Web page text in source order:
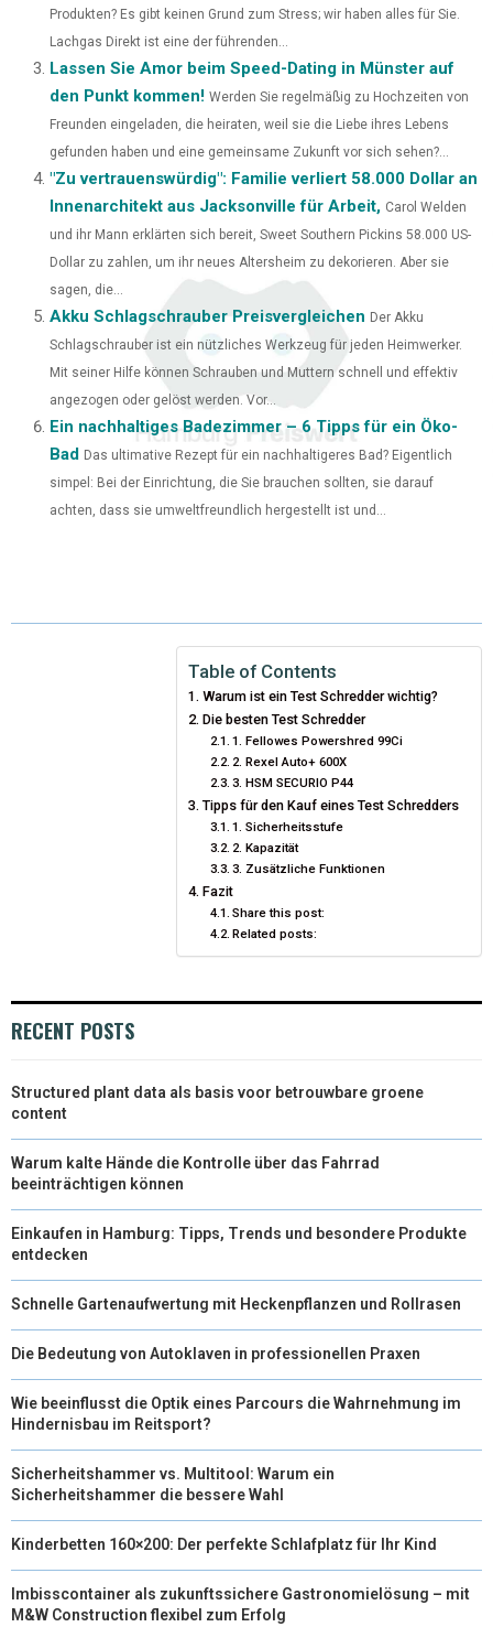
E
R
)
K S
T
Produkten? Es gibt keinen Grund zum Stress; wir haben alles für Sie.
Lachgas Direkt ist eine der führenden...
Lassen Sie Amor beim Speed-Dating in Münster auf
den Punkt kommen! Werden Sie regelmäßig zu Hochzeiten von
Freunden eingeladen, die heiraten, weil sie die Liebe ihres Lebens
gefunden haben und eine gemeinsame Zukunft vor sich sehen?...
"Zu vertrauenswürdig": Familie verliert 58.000 Dollar an
Innenarchitekt aus Jacksonville für Arbeit, Carol Welden
und ihr Mann erklärten sich bereit, Sweet Southern Pickins 58.000 US-
Dollar zu zahlen, um ihr neues Altersheim zu dekorieren. Aber sie
sagen, die...
Akku Schlagschrauber Preisvergleichen Der Akku
Schlagschrauber ist ein nützliches Werkzeug für jeden Heimwerker.
Mit seiner Hilfe können Schrauben und Muttern schnell und effektiv
angezogen oder gelöst werden. Vor...
Ein nachhaltiges Badezimmer – 6 Tipps für ein Öko-
Bad Das ultimative Rezept für ein nachhaltigeres Bad? Eigentlich
simpel: Bei der Einrichtung, die Sie brauchen sollten, sie darauf
achten, dass sie umweltfreundlich hergestellt ist und...
Table of Contents
Warum ist ein Test Schredder wichtig?
Die besten Test Schredder
1. Fellowes Powershred 99Ci
2. Rexel Auto+ 600X
3. HSM SECURIO P44
Tipps für den Kauf eines Test Schredders
1. Sicherheitsstufe
2. Kapazität
3. Zusätzliche Funktionen
Fazit
Share this post:
Related posts:
RECENT POSTS
Structured plant data als basis voor betrouwbare groene
content
Warum kalte Hände die Kontrolle über das Fahrrad
beeinträchtigen können
Einkaufen in Hamburg: Tipps, Trends und besondere Produkte
entdecken
Schnelle Gartenaufwertung mit Heckenpflanzen und Rollrasen
Die Bedeutung von Autoklaven in professionellen Praxen
Wie beeinflusst die Optik eines Parcours die Wahrnehmung im
Hindernisbau im Reitsport?
Sicherheitshammer vs. Multitool: Warum ein
Sicherheitshammer die bessere Wahl
Kinderbetten 160×200: Der perfekte Schlafplatz für Ihr Kind
Imbisscontainer als zukunftssichere Gastronomielösung – mit
M&W Construction flexibel zum Erfolg